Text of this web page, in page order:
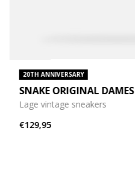
20TH ANNIVERSARY
SNAKE ORIGINAL DAMES
Lage vintage sneakers
€129,95